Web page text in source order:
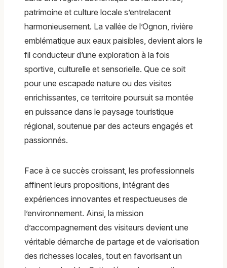
patrimoine et culture locale s’entrelacent
harmonieusement. La vallée de l’Ognon, rivière
emblématique aux eaux paisibles, devient alors le
fil conducteur d’une exploration à la fois
sportive, culturelle et sensorielle. Que ce soit
pour une escapade nature ou des visites
enrichissantes, ce territoire poursuit sa montée
en puissance dans le paysage touristique
régional, soutenue par des acteurs engagés et
passionnés.
Face à ce succès croissant, les professionnels
affinent leurs propositions, intégrant des
expériences innovantes et respectueuses de
l’environnement. Ainsi, la mission
d’accompagnement des visiteurs devient une
véritable démarche de partage et de valorisation
des richesses locales, tout en favorisant un